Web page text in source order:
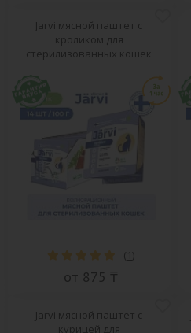
Jarvi мясной паштет с
кроликом для
стерилизованных кошек
( 1)
от 875 ₸
Jarvi мясной паштет с
курицей для